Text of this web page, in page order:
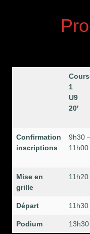
1
U9
20′
Confirmation
inscriptions
9h30
11h00
Mise en
grille
11h20
Départ 11h30
Podium 13h30